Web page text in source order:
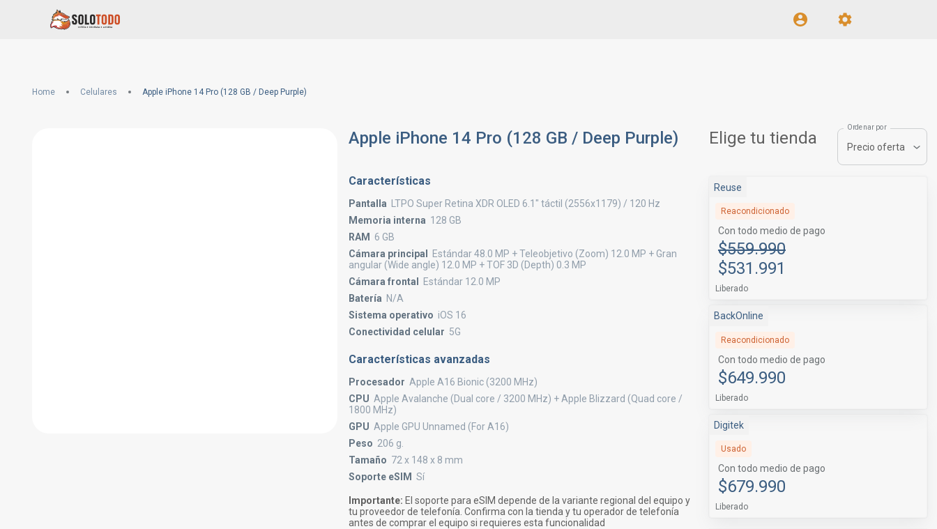
Home Celulares Apple iPhone 14 Pro (128 GB / Deep Purple)
Apple iPhone 14 Pro (128 GB / Deep Purple)
Características
Pantalla
LTPO Super Retina XDR OLED 6.1" táctil (2556x1179) / 120 Hz
Memoria interna 128 GB
RAM
6 GB
Cámara principal
Estándar 48.0 MP + Teleobjetivo (Zoom) 12.0 MP + Gran
angular (Wide angle) 12.0 MP + TOF 3D (Depth) 0.3 MP
Cámara frontal
Estándar 12.0 MP
Batería N/A
Sistema operativo iOS 16
Conectividad celular 5G
Características avanzadas
Procesador Apple A16 Bionic (3200 MHz)
CPU Apple Avalanche (Dual core / 3200 MHz) + Apple Blizzard (Quad core /
1800 MHz)
GPU Apple GPU Unnamed (For A16)
Peso 206 g.
Tamaño 72 x 148 x 8 mm
Soporte eSIM Sí
Importante: El soporte para eSIM depende de la variante regional del equipo y
tu proveedor de telefonía. Confirma con la tienda y tu operador de telefonía
antes de comprar el equipo si requieres esta funcionalidad
Elige tu tienda
Ordenar por
Precio oferta
Reuse
Reacondicionado
Con todo medio de pago
$559.990
$531.991
Liberado
BackOnline
Reacondicionado
Con todo medio de pago
$649.990
Liberado
Digitek
Usado
Con todo medio de pago
$679.990
Liberado